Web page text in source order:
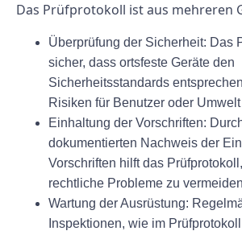
Das Prüfprotokoll ist aus mehreren
Überprüfung der Sicherheit: Das
sicher, dass ortsfeste Geräte den
Sicherheitsstandards
Risiken für Benutzer oder
Einhaltung der Vorschriften:
dokumentierten Nachweis der
Vorschriften hilft das
rechtliche Probleme zu
Wartung der Ausrüstung:
Inspektionen, wie im